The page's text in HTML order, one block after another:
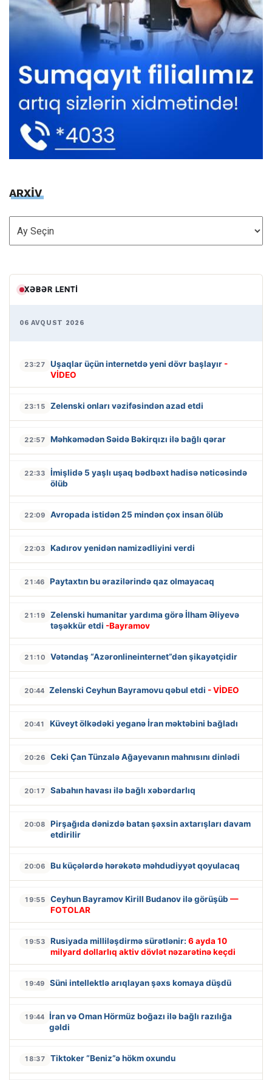
ARXİV
ARXİV
XƏBƏR LENTI
06 AVQUST 2026
23:27 Uşaqlar üçün internetdə yeni dövr başlayır -
VİDEO
23:15 Zelenski onları vəzifəsindən azad etdi
22:57 Məhkəmədən Səidə Bəkirqızı ilə bağlı qərar
22:33
İmişlidə 5 yaşlı uşaq bədbəxt hadisə nəticəsində
ölüb
22:09 Avropada istidən 25 mindən çox insan ölüb
22:03 Kadırov yenidən namizədliyini verdi
21:46 Paytaxtın bu ərazilərində qaz olmayacaq
21:19
Zelenski humanitar yardıma görə İlham Əliyevə
təşəkkür etdi -Bayramov
21:10 Vətəndaş “Azəronlineinternet”dən şikayətçidir
20:44 Zelenski Ceyhun Bayramovu qəbul etdi - VİDEO
20:41 Küveyt ölkədəki yeganə İran məktəbini bağladı
20:26 Ceki Çan Tünzalə Ağayevanın mahnısını dinlədi
20:17 Sabahın havası ilə bağlı xəbərdarlıq
20:08
Pirşağıda dənizdə batan şəxsin axtarışları davam
etdirilir
20:06 Bu küçələrdə hərəkətə məhdudiyyət qoyulacaq
19:55 Ceyhun Bayramov Kirill Budanov ilə görüşüb —
FOTOLAR
19:53 Rusiyada milliləşdirmə sürətlənir: 6 ayda 10
milyard dollarlıq aktiv dövlət nəzarətinə keçdi
19:49 Süni intellektlə arıqlayan şəxs komaya düşdü
19:44 İran və Oman Hörmüz boğazı ilə bağlı razılığa
gəldi
18:37 Tiktoker “Beniz”ə hökm oxundu